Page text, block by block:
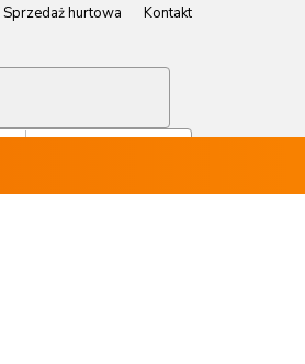
Sprzedaż hurtowa
Kontakt